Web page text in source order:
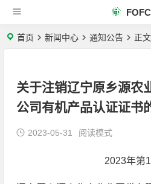
首页 新闻中心 通知公告 正文
关于注销辽宁原乡源农
公司有机产品认证证书
2023-05-31 阅读模式
2023年第